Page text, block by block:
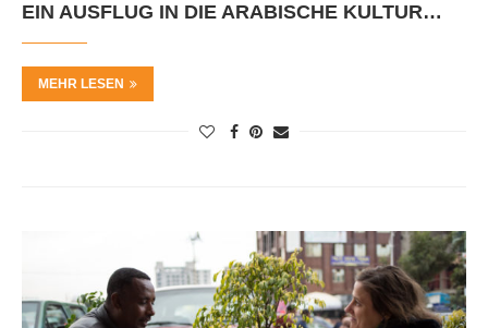
EIN AUSFLUG IN DIE ARABISCHE KULTUR…
MEHR LESEN